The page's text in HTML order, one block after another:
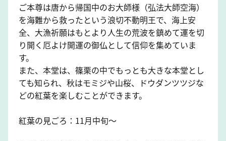
ご本尊は唐から帰国中のお大師様（弘法大師空海）
を海難から救ったという浪切不動明王で、海上安
全、大漁祈願はもとより人生の荒波を鎮めて運を切
り開く厄よけ開運の御仏として信仰を集めていま
す。
また、本堂は、篠栗の中でもっとも大きな本堂とし
ても知られ、秋はモミジや山桜、ドウダンツツジな
どの紅葉を楽しむことができます。
紅葉の見ごろ：11月中旬〜